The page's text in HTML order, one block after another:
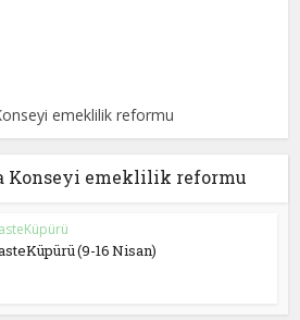
emeklilik reformu
Konseyi emeklilik reformu
(9-16 Nisan)